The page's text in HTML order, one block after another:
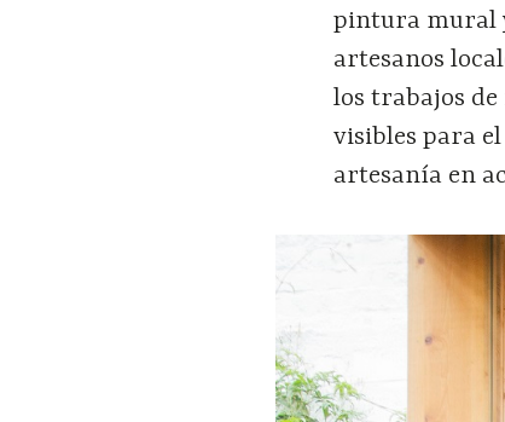
pintura mural
artesanos
los trabajos
visibles para
artesanía en